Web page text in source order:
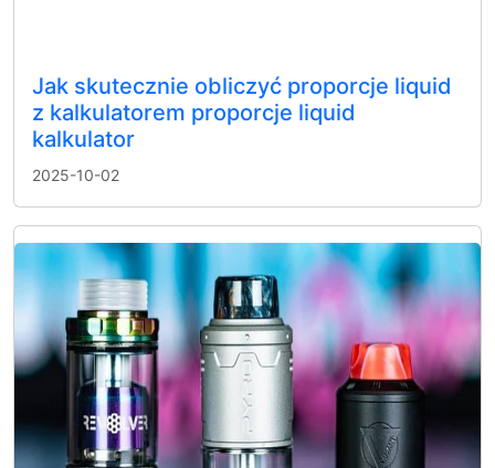
Jak skutecznie obliczyć proporcje liquid
z kalkulatorem proporcje liquid
kalkulator
2025-10-02